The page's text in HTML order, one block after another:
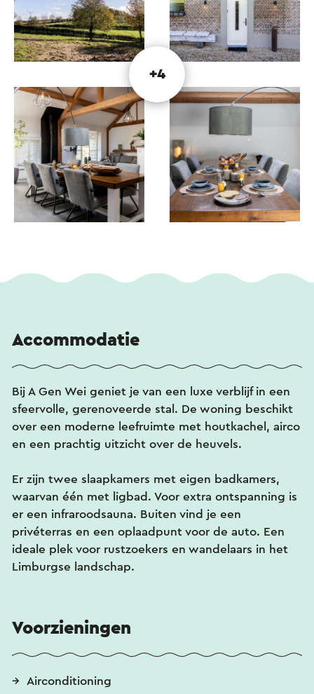
+4
Accommodatie
Bij A Gen Wei geniet je van een luxe verblijf in een
sfeervolle, gerenoveerde stal. De woning beschikt
over een moderne leefruimte met houtkachel, airco
en een prachtig uitzicht over de heuvels.
Er zijn twee slaapkamers met eigen badkamers,
waarvan één met ligbad. Voor extra ontspanning is
er een infraroodsauna. Buiten vind je een
privéterras en een oplaadpunt voor de auto. Een
ideale plek voor rustzoekers en wandelaars in het
Limburgse landschap.
Voorzieningen
Airconditioning